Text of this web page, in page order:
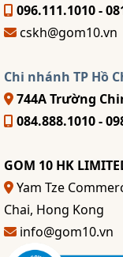
096.111.1010 -
cskh@gom10.vn
Chi nhánh TP Hồ
744A Trường
084.888.1010 -
GOM 10 HK
Yam Tze
Chai, Hong Kong
info@gom10.vn